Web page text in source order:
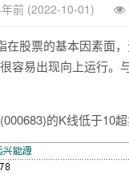
前 (2022-10-01)
在股票的基本因素面
容易出现向上运行
的K线低于10超